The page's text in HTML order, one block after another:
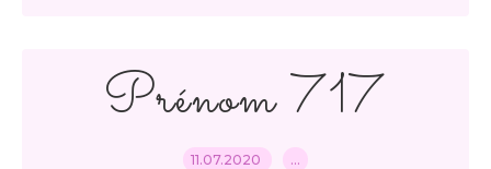
Prénom 717
11.07.2020 …